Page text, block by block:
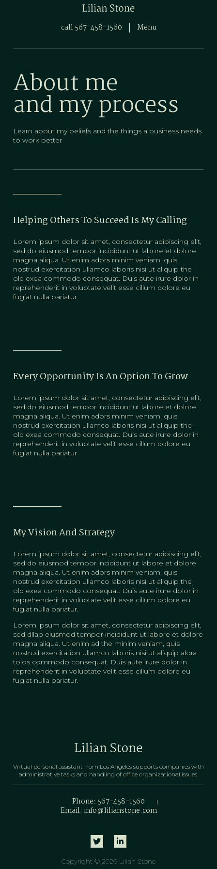
call 567-458-1560 Menu
About me
and my process
Learn about my beliefs and the things a business needs
to work better
Helping Others To Succeed Is My Calling
Lorem ipsum dolor sit amet, consectetur adipiscing elit,
sed do eiusmod tempor incididunt ut labore et dolore
magna aliqua. Ut enim adors minim veniam, quis
nostrud exercitation ullamco laboris nisi ut aliquip the
old exea commodo consequat. Duis aute irure dolor in
reprehenderit in voluptate velit esse cillum dolore eu
fugiat nulla pariatur.
Every Opportunity Is An Option To Grow
Lorem ipsum dolor sit amet, consectetur adipiscing elit,
sed do eiusmod tempor incididunt ut labore et dolore
magna aliqua. Ut enim adors minim veniam, quis
nostrud exercitation ullamco laboris nisi ut aliquip the
old exea commodo consequat. Duis aute irure dolor in
reprehenderit in voluptate velit esse cillum dolore eu
fugiat nulla pariatur.
My Vision And Strategy
Lorem ipsum dolor sit amet, consectetur adipiscing elit,
sed do eiusmod tempor incididunt ut labore et dolore
magna aliqua. Ut enim adors minim veniam, quis
nostrud exercitation ullamco laboris nisi ut aliquip the
old exea commodo consequat. Duis aute irure dolor in
reprehenderit in voluptate velit esse cillum dolore eu
fugiat nulla pariatur.
Lorem ipsum dolor sit amet, consectetur adipiscing elit,
sed dllao eiusmod tempor incididunt ut labore et dolore
magna aliqua. Ut enim ad the minim veniam, quis
nostrud exercitation ullamco laboris nisi ut aliquip alora
tolos commodo consequat. Duis aute irure dolor in
reprehenderit in voluptate velit esse cillum dolore eu
fugiat nulla pariatur.
Virtual personal assistant from Los Angeles supports companies with
administrative tasks and handling of office organizational issues.
Phone: 567-458-1560
Email: info@lilianstone.com
Copyright © 2026 Lilian Stone